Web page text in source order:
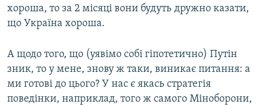
хороша, то за 2 місяці вони будуть дружно казати,
що Україна хороша.
А щодо того, що (уявімо собі гіпотетично) Путін
зник, то у мене, знову ж таки, виникає питання: а
ми готові до цього? У нас є якась стратегія
поведінки, наприклад, того ж самого Міноборони,